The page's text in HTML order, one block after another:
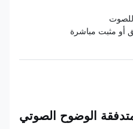
مباشرة
الوضوح الصوتي